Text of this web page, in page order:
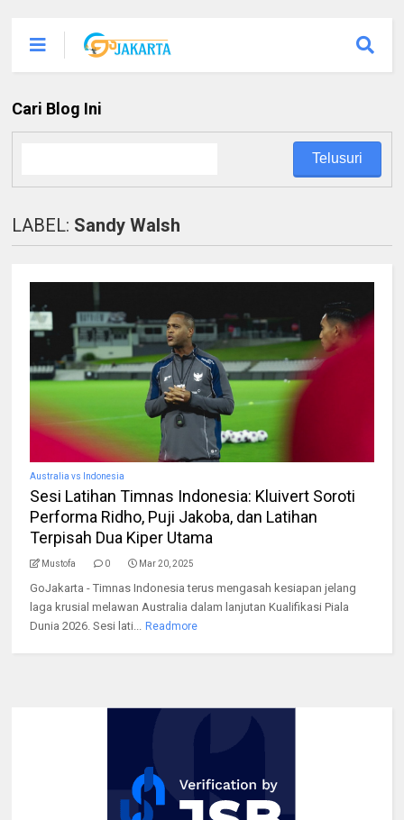
Cari Blog Ini
LABEL: Sandy Walsh
Australia vs Indonesia
Sesi Latihan Timnas Indonesia: Kluivert Soroti
Performa Ridho, Puji Jakoba, dan Latihan
Terpisah Dua Kiper Utama
Mustofa 0 Mar 20, 2025
GoJakarta - Timnas Indonesia terus mengasah kesiapan jelang
laga krusial melawan Australia dalam lanjutan Kualifikasi Piala
Dunia 2026. Sesi lati...
Readmore